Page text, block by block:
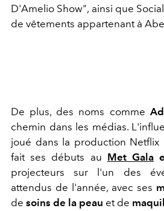
D'Amelio Show", ainsi que
de vêtements appartenant à
De plus, des noms comme
chemin dans les médias.
joué dans la production Netflix
fait ses débuts au Met Gala
projecteurs sur l'un des
attendus de l'année, avec ses
de soins de la peau et de